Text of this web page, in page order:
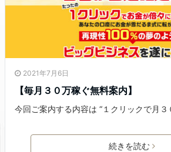
2021年7月6日
【毎月３０万稼ぐ無料案内】
今回ご案内する内容は “１クリックで月３
続きを読む